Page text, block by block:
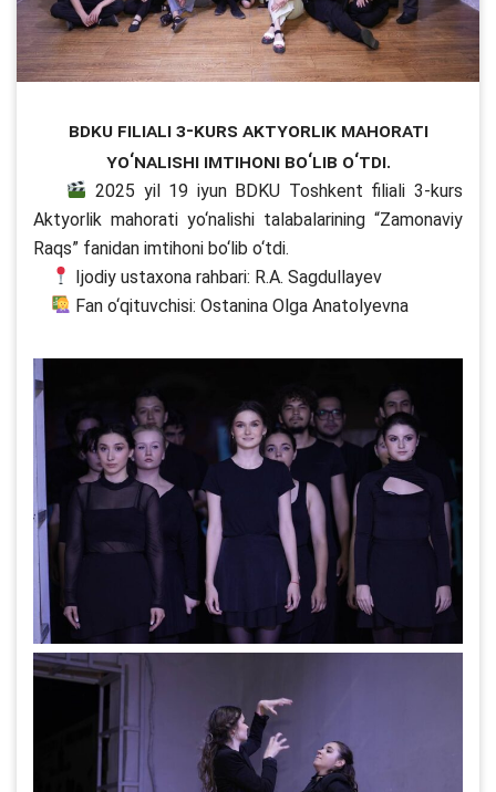
BDKU filiali 3-kurs Aktyorlik mahorati
yo‘nalishi imtihoni bo‘lib o‘tdi.
2025 yil 19 iyun BDKU Toshkent filiali 3-kurs
Aktyorlik mahorati yo‘nalishi talabalarining “Zamonaviy
Raqs” fanidan imtihoni bo‘lib o‘tdi.
Ijodiy ustaxona rahbari: R.A. Sagdullayev
Fan o‘qituvchisi: Ostanina Olga Anatolyevna